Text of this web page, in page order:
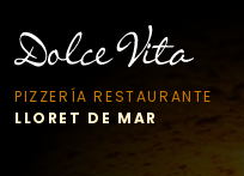
PIZZERÍA RESTAURANTE
LLORET DE MAR